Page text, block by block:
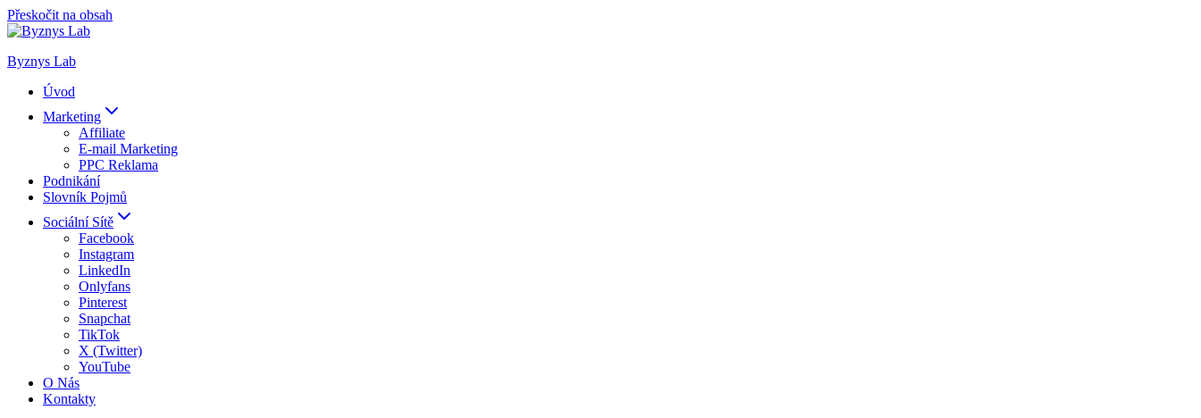
Přeskočit na obsah
Byznys Lab
Úvod
Marketing
Affiliate
E-mail Marketing
PPC Reklama
Podnikání
Slovník Pojmů
Sociální Sítě
Facebook
Instagram
LinkedIn
Onlyfans
Pinterest
Snapchat
TikTok
X (Twitter)
YouTube
O Nás
Kontakty